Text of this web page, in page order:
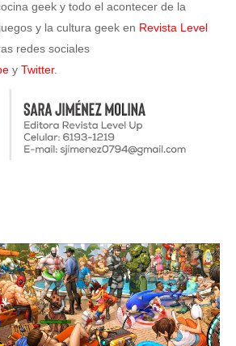
geek y todo el acontecer de la
y la cultura geek en Revista Level
redes sociales
y Twitter.